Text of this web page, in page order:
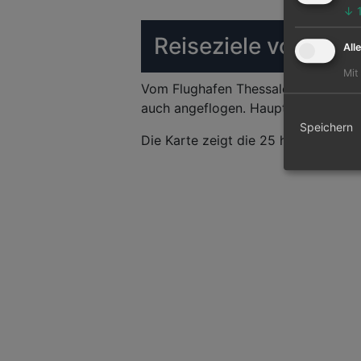
Reiseziele von
Vom Flughafen Thessaloniki
auch angeflogen. Hauptziel ist der
Die Karte zeigt die 25 häufigsten
↓ 1
Mit
Speichern